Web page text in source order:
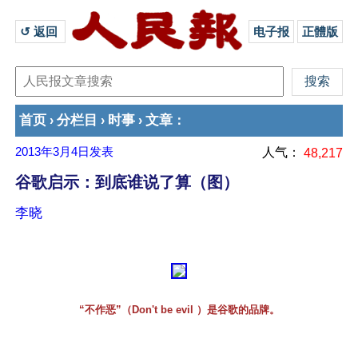
↺ 返回 电子报 正體版
首页 › 分栏目 › 时事 › 文章 ：
2013年3月4日 发表 人气： 48,217
谷歌启示：到底谁说了算（图）
李晓
“不作恶”（Don't be evil ）是谷歌的品牌。